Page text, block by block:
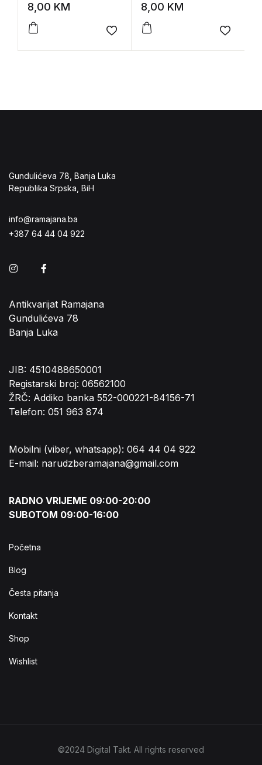
8,00 KM
Add to wishlist
8,00 KM
Add to
Gundulićeva 78, Banja Luka
Republika Srpska, BiH
info@ramajana.ba
+387 64 44 04 922
Instagram
Antikvarijat Ramajana
Gundulićeva 78
Banja Luka
JIB: 4510488650001
Registarski broj: 06562100
ŽRČ: Addiko banka 552-000221-84156-71
Telefon: 051 963 874
Mobilni (viber, whatsapp): 064 44 04 922
E-mail: narudzberamajana@gmail.com
RADNO VRIJEME 09:00-20:00
SUBOTOM 09:00-16:00
Početna
Blog
Česta pitanja
Kontakt
Shop
Wishlist
©2024 Digital Takt. All rights reserved